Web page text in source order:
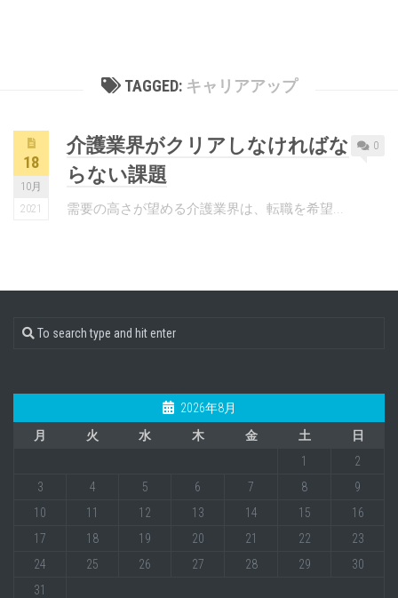
TAGGED: キャリアアップ
18
10月
2021
0
介護業界がクリアしなければな
らない課題
需要の高さが望める介護業界は、転職を希望...
2026年8月
月
火 水 木 金 土
日
1
2
3
4 5 6 7 8
9
10
11 12 13 14 15
16
17
18 19 20 21 22
23
24
25 26 27 28 29
30
31